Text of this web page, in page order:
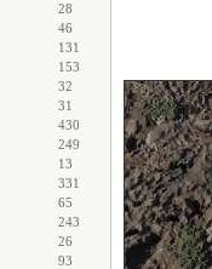
28
46
131
153
32
31
430
249
13
331
65
243
26
93